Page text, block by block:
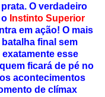
O verdadeiro
Instinto Superior
em ação! O mais
final sem
esse
ficará de pé no
acontecimentos
de clímax